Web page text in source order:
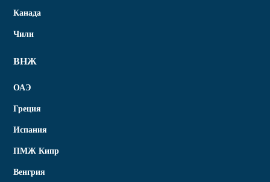
Канада
Чили
ВНЖ
ОАЭ
Греция
Испания
ПМЖ Кипр
Венгрия